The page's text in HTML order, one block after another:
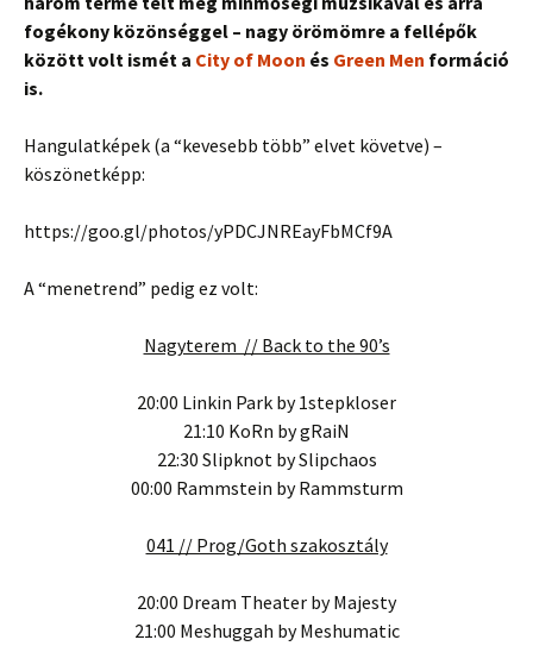
fogékony közönséggel – nagy örömömre a fellépők
között volt ismét a City of Moon és Green Men formáció
is.
Hangulatképek (a “kevesebb több” elvet követve) –
köszönetképp:
https://goo.gl/photos/yPDCJNREayFbMCf9A
A “menetrend” pedig ez volt:
Nagyterem // Back to the 90’s
20:00 Linkin Park by 1stepkloser
21:10 KoRn by gRaiN
22:30 Slipknot by Slipchaos
00:00 Rammstein by Rammsturm
041 // Prog/Goth szakosztály
20:00 Dream Theater by Majesty
21:00 Meshuggah by Meshumatic